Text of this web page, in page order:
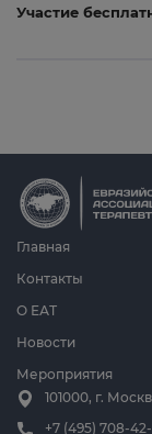
Участие
Главная
О ЕАТ
Новости
Мероприятия
Контакты
101000, г.
+7 (495) 708-